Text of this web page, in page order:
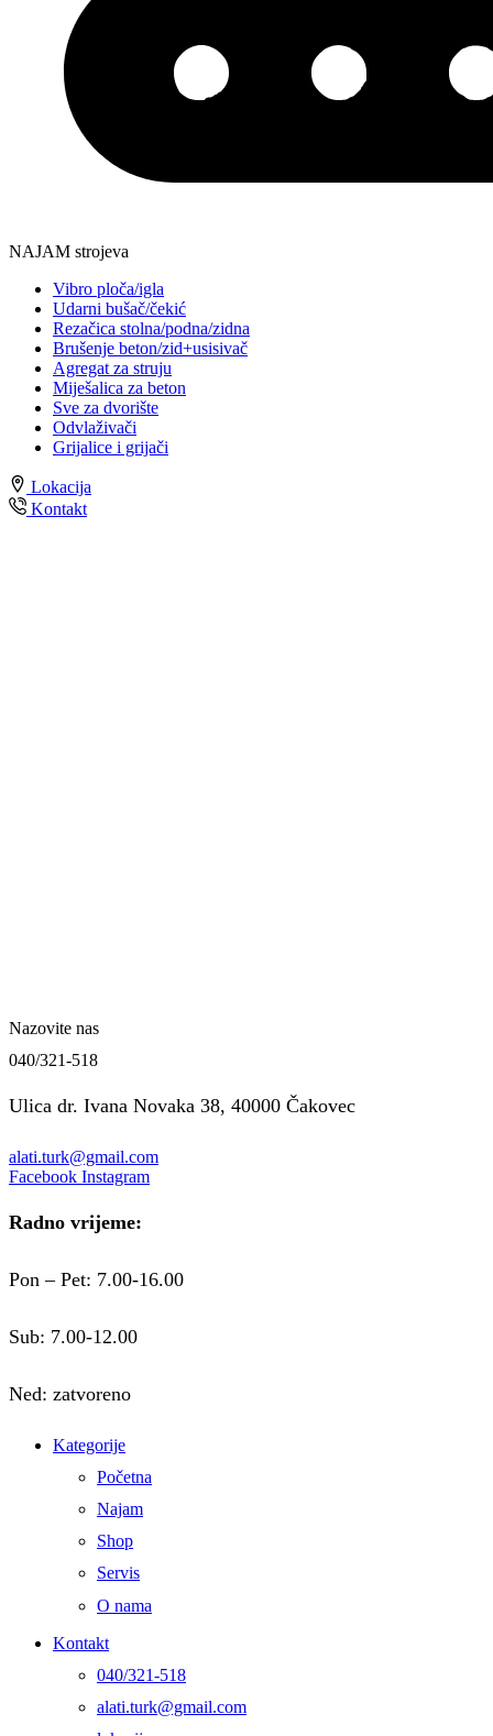
NAJAM strojeva
Vibro ploča/igla
Udarni bušač/čekić
Rezačica stolna/podna/zidna
Brušenje beton/zid+usisivač
Agregat za struju
Miješalica za beton
Sve za dvorište
Odvlaživači
Grijalice i grijači
Lokacija
Kontakt
Nazovite nas
040/321-518
Ulica dr. Ivana Novaka 38, 40000 Čakovec
alati.turk@gmail.com
Facebook Instagram
Radno vrijeme:
Pon – Pet: 7.00-16.00
Sub: 7.00-12.00
Ned: zatvoreno
Kategorije
Početna
Najam
Shop
Servis
O nama
Kontakt
040/321-518
alati.turk@gmail.com